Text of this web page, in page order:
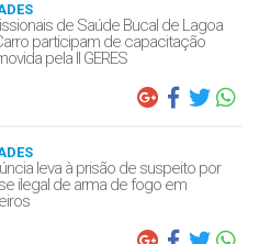
de Saúde Bucal de Lagoa
participam de capacitação
pela II GERES
leva à prisão de suspeito por
ilegal de arma de fogo em